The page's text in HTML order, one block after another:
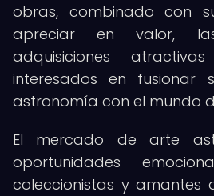
obras, combinado con
apreciar en valor,
adquisiciones
interesados en fusionar
astronomía con el mundo
El mercado de arte
oportunidades
coleccionistas y amantes